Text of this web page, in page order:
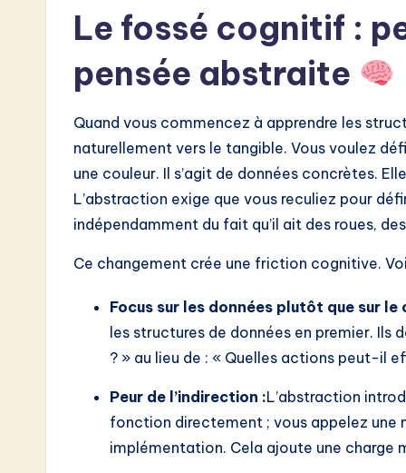
wLe fossé cognitif :
pensée abstraite
Quand vous commencez à apprendre les
naturellement vers le tangible. Vous voulez
une couleur. Il s’agit de données concrètes.
L’abstraction exige que vous reculiez pour
indépendamment du fait qu’il ait des roues,
Ce changement crée une friction cognitive.
Focus sur les données plutôt que sur
les structures de données en premier.
? » au lieu de : « Quelles actions peut-il
Peur de l’indirection :L’abstraction
fonction directement ; vous appelez une
implémentation. Cela ajoute une charge